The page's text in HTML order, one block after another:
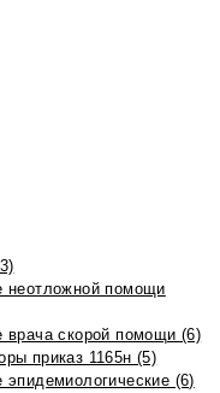
неотложной помощи
врача скорой помощи (6)
приказ 1165н (5)
эпидемиологические (6)